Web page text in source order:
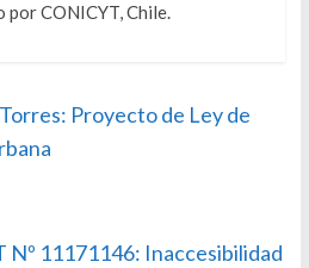
CONICYT, Chile.
Proyecto de Ley de
11171146: Inaccesibilidad